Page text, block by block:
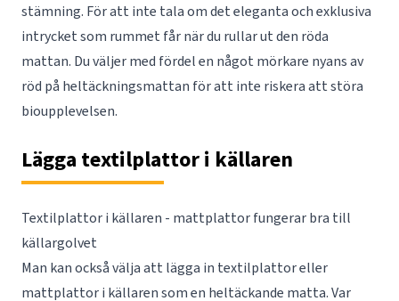
stämning. För att inte tala om det eleganta och exklusiva
intrycket som rummet får när du rullar ut den röda
mattan. Du väljer med fördel en något mörkare nyans av
röd på heltäckningsmattan för att inte riskera att störa
bioupplevelsen.
Lägga textilplattor i källaren
Textilplattor i källaren - mattplattor fungerar bra till
källargolvet
Man kan också välja att lägga in textilplattor eller
mattplattor i källaren som en heltäckande matta. Var